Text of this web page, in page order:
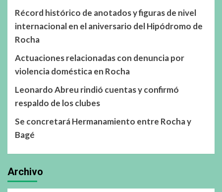
Récord histórico de anotados y figuras de nivel
internacional en el aniversario del Hipódromo de
Rocha
Actuaciones relacionadas con denuncia por
violencia doméstica en Rocha
Leonardo Abreu rindió cuentas y confirmó
respaldo de los clubes
Se concretará Hermanamiento entre Rocha y
Bagé
Archivo